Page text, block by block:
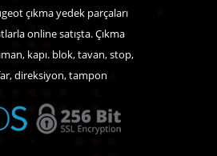
çıkma yedek parçaları
online satışta. Çıkma
kapı. blok, tavan, stop,
direksiyon, tampon